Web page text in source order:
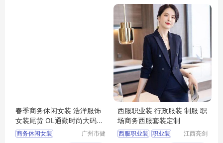
春季商务休闲女装 浩洋服饰
女装尾货 OL通勤时尚大码女
装货源供应
商务休闲女装
广州市健
西服职业装 行政服装 制服 职
场商务西服套装定制
西服职业装 职业装
江西亮剑